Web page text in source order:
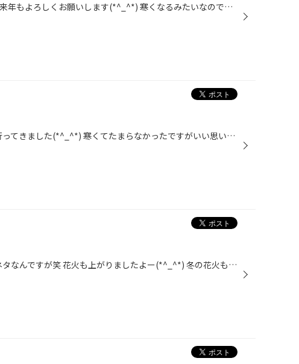
今年も終わりますね(>_<) 来年もよろしくお願いします(*^_^*) 寒くなるみたいなので体調には気をつけられてください!
話題のハウステンボスに行ってきました(*^_^*) 寒くてたまらなかったですがいい思い出になりました!
引き続きハウステンボスネタなんですが笑 花火も上がりましたよー(*^_^*) 冬の花火も綺麗ですね(*^_^*) 年明けにも上がるみたいですよー!